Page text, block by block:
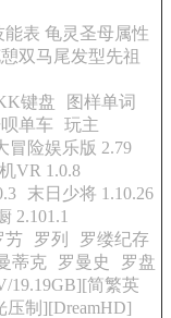
表 龟灵圣母属性
双马尾发型先祖
键盘
图样单词
单车
玩主
冒险娱乐版 2.79
VR 1.0.8
末日少将 1.10.26
2.101.1
艻 罗列
罗缕纪存
蒂克 罗曼史
罗盘
19.19GB][简繁英
压制][DreamHD]